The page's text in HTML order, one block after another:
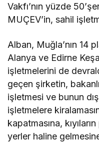
Vakfı’nın yüzde
MUÇEV’in, sahil
Alban, Muğla’nın 14
Alanya ve Edirne
işletmelerini de
geçen şirketin,
işletmesi ve bunun
işletmelere
kapatmasına,
yerler haline